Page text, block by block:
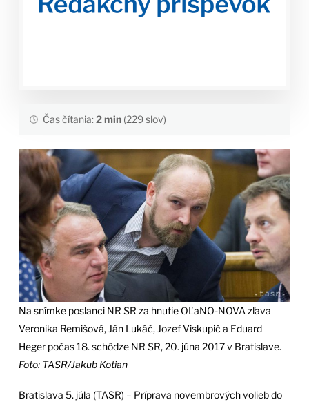
Čas čítania:2 min(229 slov)
Na snímke poslanci NR SR za hnutie OĽaNO-NOVA zľava
Veronika Remišová, Ján Lukáč, Jozef Viskupič a Eduard
Heger počas 18. schôdze NR SR, 20. júna 2017 v Bratislave.
Foto: TASR/Jakub Kotian
Bratislava 5. júla (TASR) – Príprava novembrových volieb do